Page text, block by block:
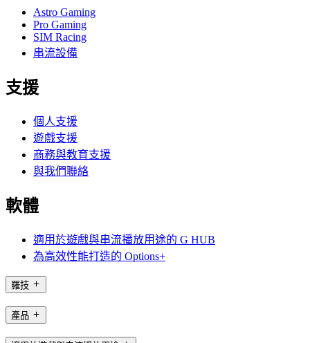
Astro Gaming
Pro Gaming
SIM Racing
串流設備
支援
個人支援
遊戲支援
商務與教育支援
與我們聯絡
軟體
適用於遊戲與串流播放用途的 G HUB
為高效性能打造的 Options+
羅技
產品